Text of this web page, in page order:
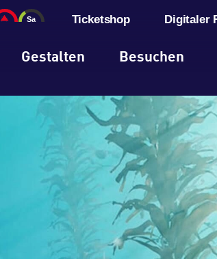
Ticketshop Digitaler
Gestalten Besuchen